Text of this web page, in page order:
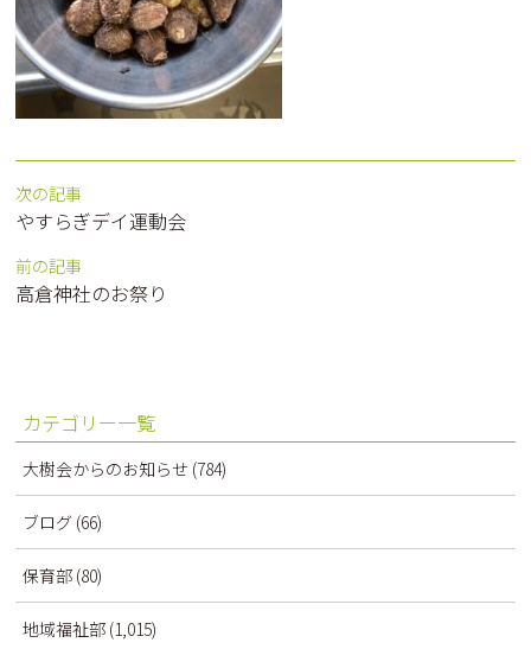
次の記事
やすらぎデイ運動会
前の記事
高倉神社のお祭り
カテゴリー一覧
大樹会からのお知らせ (784)
ブログ (66)
保育部 (80)
地域福祉部 (1,015)